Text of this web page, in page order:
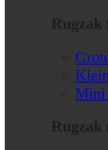
Rugzak
Mini
Rugzak